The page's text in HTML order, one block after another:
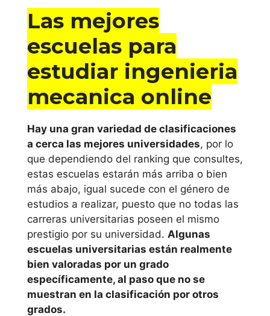
Universidad de
Girona
Universidad
Internacional de
Cataluña
Universitat de
Lleida
Universitat
Oberta de
Catalunya
Universidad
Pompeu Fabra
Universidad
Ramón Llull
Las mejores
escuelas para
estudiar ingenieria
mecanica online
Hay una gran variedad de clasificaciones
a cerca las mejores universidades, por lo
que dependiendo del ranking que consultes,
estas escuelas estarán más arriba o bien
más abajo, igual sucede con el género de
estudios a realizar, puesto que no todas las
carreras universitarias poseen el mismo
prestigio por su universidad. Algunas
escuelas universitarias están realmente
bien valoradas por un grado
específicamente, al paso que no se
muestran en la clasificación por otros
grados.